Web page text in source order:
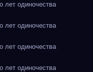
лет одиночества
лет одиночества
лет одиночества
лет одиночества